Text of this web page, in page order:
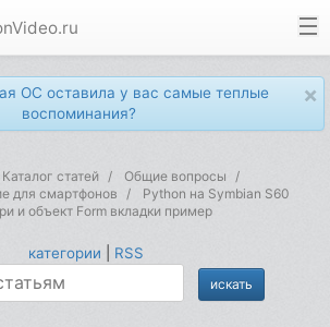
×
ОС оставила у вас самые теплые
воспоминания?
Каталог статей
Общие вопросы
для смартфонов
Python на Symbian S60
и объект Form вкладки пример
категории RSS